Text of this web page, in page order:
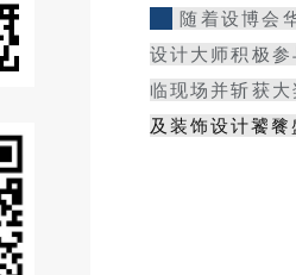
随着设博会
设计大师积极
临现场并斩获
及 装饰设计饕餮